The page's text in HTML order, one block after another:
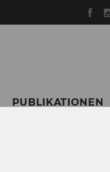
PUBLIKATIONEN